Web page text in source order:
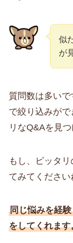
似
が
質問数は多い
で絞り込みが
リなQ&Aを見
もし、ピッタ
てみてください
同じ悩みを経
をしてくれます